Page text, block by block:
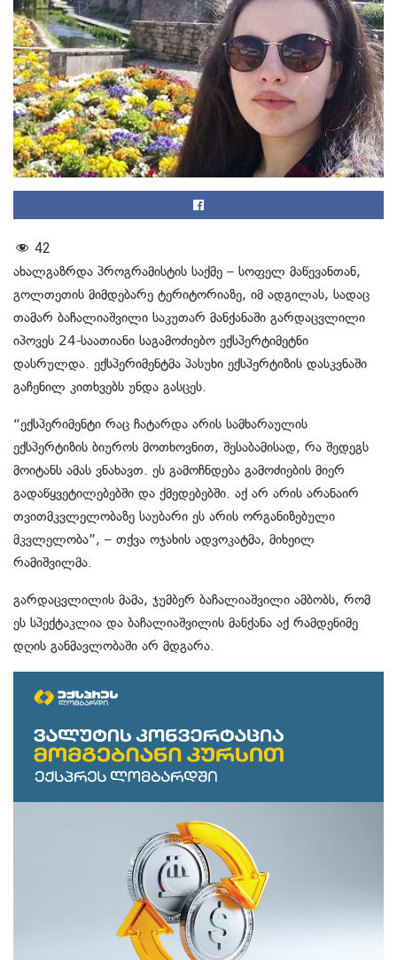
42
ახალგაზრდა პროგრამისტის საქმე – სოფელ მაწევანთან,
გოლთეთის მიმდებარე ტერიტორიაზე, იმ ადგილას, სადაც
თამარ ბაჩალიაშვილი საკუთარ მანქანაში გარდაცვლილი
იპოვეს 24-საათიანი საგამოძიებო ექსპერტიმეტნი
დასრულდა. ექსპერიმენტმა პასუხი ექსპერტიზის დასკვნაში
გაჩენილ კითხვებს უნდა გასცეს.
“ექსპერიმენტი რაც ჩატარდა არის სამხარაულის
ექსპერტიზის ბიუროს მოთხოვნით, შესაბამისად, რა შედეგს
მოიტანს ამას ვნახავთ. ეს გამოჩნდება გამოძიების მიერ
გადაწყვეტილებებში და ქმედებებში. აქ არ არის არანაირ
თვითმკვლელობაზე საუბარი ეს არის ორგანიზებული
მკვლელობა”, – თქვა ოჯახის ადვოკატმა, მიხეილ
რამიშვილმა.
გარდაცვლილის მამა, ჯუმბერ ბაჩალიაშვილი ამბობს, რომ
ეს სპექტაკლია და ბაჩალიაშვილის მანქანა აქ რამდენიმე
დღის განმავლობაში არ მდგარა.